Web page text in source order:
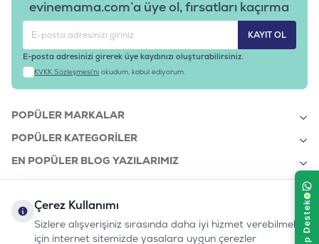
evinemama.com’a üye ol, fırsatları kaçırma
KAYIT OL
E-posta adresinizi girerek üye kaydınızı oluşturabilirsiniz.
KVKK Sözleşmesi'ni okudum, kabul ediyorum.
POPÜLER MARKALAR
POPÜLER KATEGORILER
EN POPÜLER BLOG YAZILARIMIZ
KURUMSAL
Çerez Kullanımı
Sizlere alışverişiniz sırasında daha iyi hizmet verebilmek
için internet sitemizde yasalara uygun çerezler